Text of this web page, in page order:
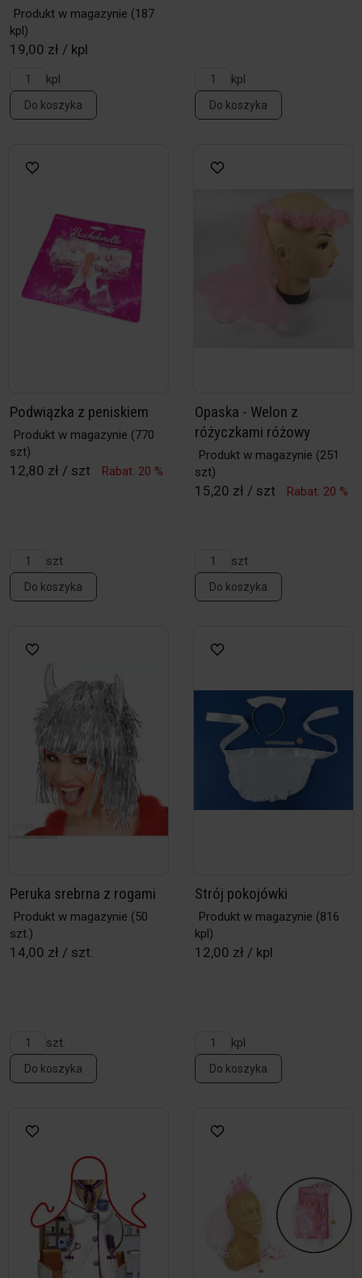
Produkt w magazynie (187
kpl)
19,00 zł / kpl
kpl
Do koszyka
kpl
Do koszyka
Podwiązka z peniskiem
Produkt w magazynie (770
szt)
12,80 zł / szt Rabat: 20 %
szt
Do koszyka
Opaska - Welon z
różyczkami różowy
Produkt w magazynie (251
szt)
15,20 zł / szt Rabat: 20 %
szt
Do koszyka
Peruka srebrna z rogami
Produkt w magazynie (50
szt.)
14,00 zł / szt.
szt.
Do koszyka
Strój pokojówki
Produkt w magazynie (816
kpl)
12,00 zł / kpl
kpl
Do koszyka